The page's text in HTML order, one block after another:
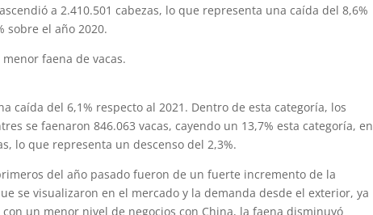
a 2.410.501 cabezas, lo que representa una caída del 8,6%
sobre el año 2020.
faena de vacas.
caída del 6,1% respecto al 2021. Dentro de esta categoría, los
se faenaron 846.063 vacas, cayendo un 13,7% esta categoría, en
lo que representa un descenso del 2,3%.
del año pasado fueron de un fuerte incremento de la
se visualizaron en el mercado y la demanda desde el exterior, ya
un menor nivel de negocios con China, la faena disminuyó